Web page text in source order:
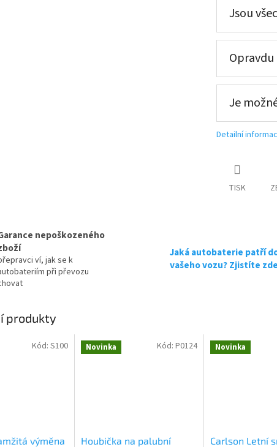
k použití + výkup staré autobaterie při doručení
připravena k použití + výkup staré autobaterie při doručení
připravena k použití + výkup staré autobaterie při doručení
Jsou
Je
Detailní
TISK
nepoškozeného
ví, jak se k
při převozu
Jaká autobaterie patří
vašeho vozu? Zjistíte
produkty
výměna
Kód: S100 Novinka
Houbička na palubní
Kód: P0124 Novinka
Carlson Letní